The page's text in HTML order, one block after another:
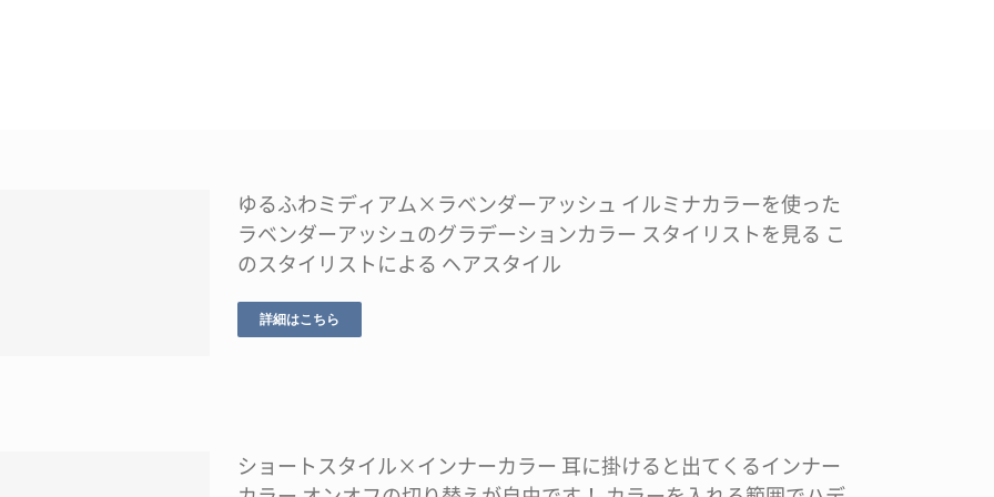
ゆるふわミディアム×ラベンダーアッシュ イルミナカラーを使った
ラベンダーアッシュのグラデーションカラー スタイリストを見る こ
のスタイリストによる ヘアスタイル
詳細はこちら
ショートスタイル×インナーカラー 耳に掛けると出てくるインナー